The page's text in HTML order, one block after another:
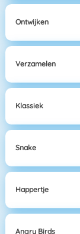
Ontwijken
Verzamelen
Klassiek
Snake
Happertje
Angry Birds